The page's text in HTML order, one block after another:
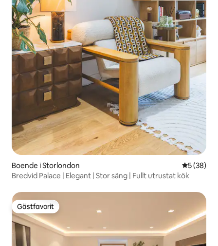
Boende i Storlondon 5 av 5 i
5 (38)
Bredvid Palace | Elegant | Stor säng | Fullt utrustat kök
Gästfavorit
Gästfavorit